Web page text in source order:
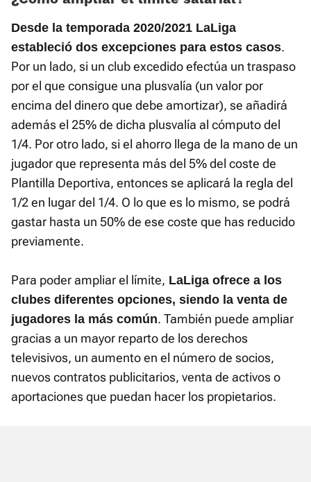
Desde la temporada 2020/2021 LaLiga
estableció dos excepciones para estos casos.
Por un lado, si un club excedido efectúa un traspaso
por el que consigue una plusvalía (un valor por
encima del dinero que debe amortizar), se añadirá
además el 25% de dicha plusvalía al cómputo del
1/4. Por otro lado, si el ahorro llega de la mano de un
jugador que representa más del 5% del coste de
Plantilla Deportiva, entonces se aplicará la regla del
1/2 en lugar del 1/4. O lo que es lo mismo, se podrá
gastar hasta un 50% de ese coste que has reducido
previamente.
Para poder ampliar el límite, LaLiga ofrece a los
clubes diferentes opciones, siendo la venta de
jugadores la más común. También puede ampliar
gracias a un mayor reparto de los derechos
televisivos, un aumento en el número de socios,
nuevos contratos publicitarios, venta de activos o
aportaciones que puedan hacer los propietarios.